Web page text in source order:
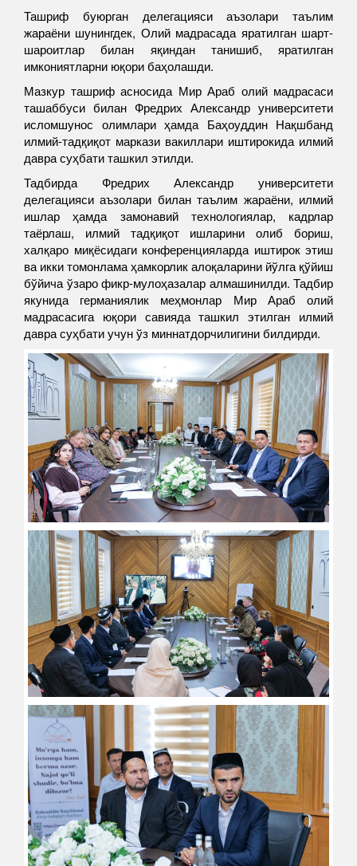
Ташриф буюрган делегацияси аъзолари таълим
жараёни шунингдек, Олий мадрасада яратилган шарт-
шароитлар билан яқиндан танишиб, яратилган
имкониятларни юқори баҳолашди.
Мазкур ташриф асносида Мир Араб олий мадрасаси
ташаббуси билан Фредрих Александр университети
исломшунос олимлари ҳамда Баҳоуддин Нақшбанд
илмий-тадқиқот маркази вакиллари иштирокида илмий
давра суҳбати ташкил этилди.
Тадбирда Фредрих Александр университети
делегацияси аъзолари билан таълим жараёни, илмий
ишлар ҳамда замонавий технологиялар, кадрлар
таёрлаш, илмий тадқиқот ишларини олиб бориш,
халқаро миқёсидаги конференцияларда иштирок этиш
ва икки томонлама ҳамкорлик алоқаларини йўлга қўйиш
бўйича ўзаро фикр-мулоҳазалар алмашинилди. Тадбир
якунида германиялик меҳмонлар Мир Араб олий
мадрасасига юқори савияда ташкил этилган илмий
давра суҳбати учун ўз миннатдорчилигини билдирди.